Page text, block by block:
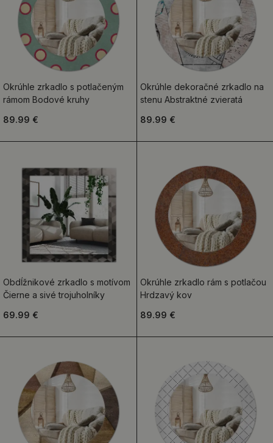
Okrúhle zrkadlo s potlačeným
rámom Bodové kruhy
89.99 €
Okrúhle dekoračné zrkadlo na
stenu Abstraktné zvieratá
89.99 €
Obdĺžnikové zrkadlo s motívom
Čierne a sivé trojuholníky
69.99 €
Okrúhle zrkadlo rám s potlačou
Hrdzavý kov
89.99 €